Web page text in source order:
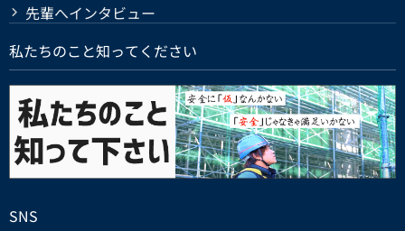
先輩へインタビュー
私たちのこと知ってください
SNS